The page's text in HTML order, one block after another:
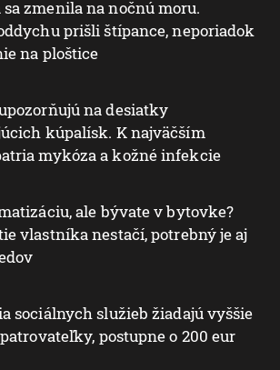
zmenila na nočnú moru.
prišli štípance, neporiadok
na ploštice
na desiatky
kúpalísk. K najväčším
mykóza a kožné infekcie
ale bývate v bytovke?
vlastníka nestačí, potrebný je aj
sociálnych služieb žiadajú vyššie
postupne o 200 eur